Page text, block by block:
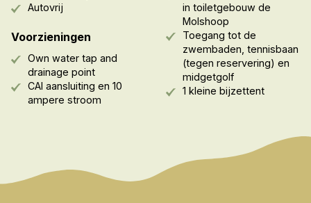
Autovrij
Voorzieningen
Own water tap and
drainage point
CAI aansluiting en 10
ampere stroom
in toiletgebouw de
Molshoop
Toegang tot de
zwembaden, tennisbaan
(tegen reservering) en
midgetgolf
1 kleine bijzettent